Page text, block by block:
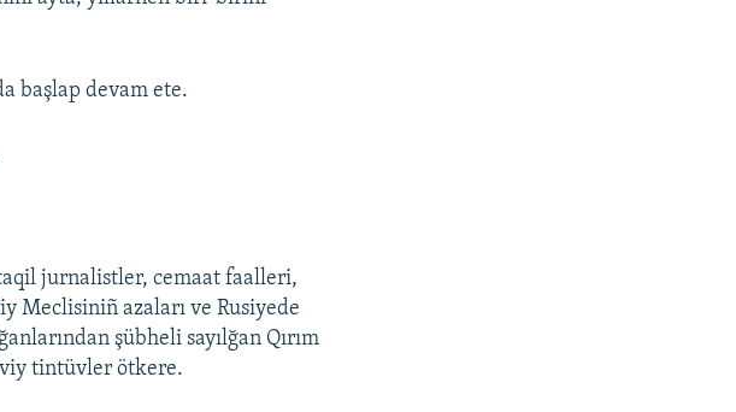
başlap devam ete.
jurnalistler, cemaat faalleri,
Meclisiniñ azaları ve Rusiyede
şübheli sayılğan Qırım
tintüvler ötkere.